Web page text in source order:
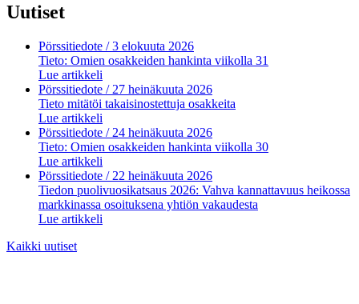
Uutiset
Pörssitiedote / 3 elokuuta 2026
Tieto: Omien osakkeiden hankinta viikolla 31
Lue artikkeli
Pörssitiedote / 27 heinäkuuta 2026
Tieto mitätöi takaisinostettuja osakkeita
Lue artikkeli
Pörssitiedote / 24 heinäkuuta 2026
Tieto: Omien osakkeiden hankinta viikolla 30
Lue artikkeli
Pörssitiedote / 22 heinäkuuta 2026
Tiedon puolivuosikatsaus 2026: Vahva kannattavuus heikossa
markkinassa osoituksena yhtiön vakaudesta
Lue artikkeli
Kaikki uutiset